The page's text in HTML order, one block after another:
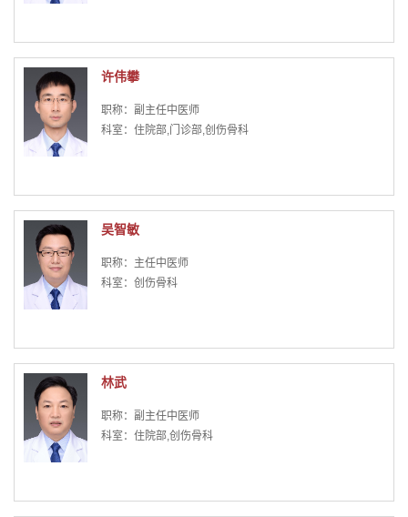
许伟攀
职称：副主任中医师
科室：住院部,门诊部,创伤骨科
吴智敏
职称：主任中医师
科室：创伤骨科
林武
职称：副主任中医师
科室：住院部,创伤骨科